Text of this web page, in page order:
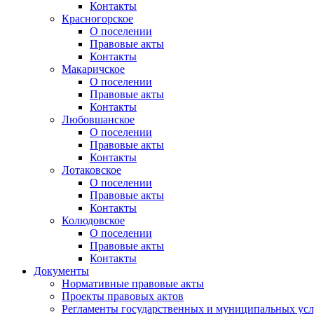
Контакты
Красногорское
О поселении
Правовые акты
Контакты
Макаричское
О поселении
Правовые акты
Контакты
Любовшанское
О поселении
Правовые акты
Контакты
Лотаковское
О поселении
Правовые акты
Контакты
Колюдовское
О поселении
Правовые акты
Контакты
Документы
Нормативные правовые акты
Проекты правовых актов
Регламенты государственных и муниципальных